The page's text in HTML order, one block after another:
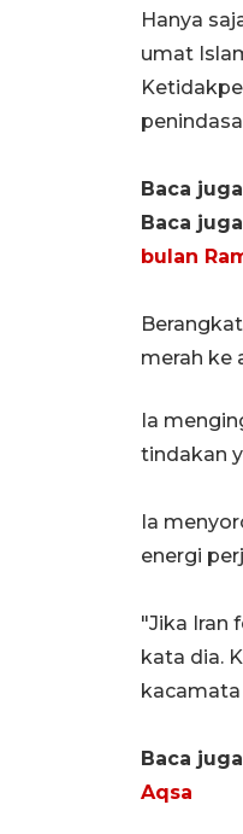
Hanya
umat
Baca
Baca
bulan
merah ke
Ia
tindakan
Ia
energi
"Jika Iran
kata dia.
Baca
Aqsa